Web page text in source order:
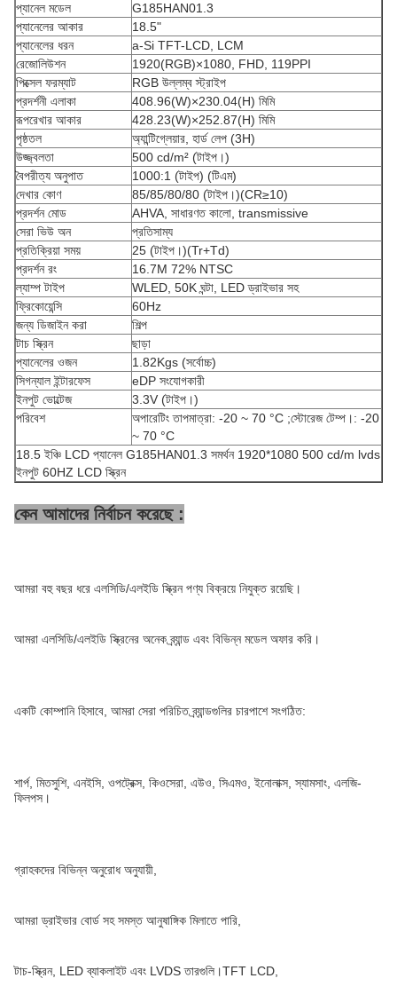
প্যানেল মডেল
G185HAN01.3
প্যানেলের আকার
18.5"
প্যানেলের ধরন
a-Si TFT-LCD, LCM
রেজোলিউশন
1920(RGB)×1080, FHD, 119PPI
পিক্সেল ফরম্যাট
RGB উল্লম্ব স্ট্রাইপ
প্রদর্শনী এলাকা
408.96(W)×230.04(H) মিমি
রূপরেখার আকার
428.23(W)×252.87(H) মিমি
পৃষ্ঠতল
অ্যান্টিগ্লেয়ার, হার্ড লেপ (3H)
উজ্জ্বলতা
500 cd/m² (টাইপ।)
বৈপরীত্য অনুপাত
1000:1 (টাইপ) (টিএম)
দেখার কোণ
85/85/80/80 (টাইপ।)(CR≥10)
প্রদর্শন মোড
AHVA, সাধারণত কালো, transmissive
সেরা ভিউ অন
প্রতিসাম্য
প্রতিক্রিয়া সময়
25 (টাইপ।)(Tr+Td)
প্রদর্শন রং
16.7M 72% NTSC
ল্যাম্প টাইপ
WLED, 50K ঘন্টা, LED ড্রাইভার সহ
ফ্রিকোয়েন্সি
60Hz
জন্য ডিজাইন করা
শিল্প
টাচ স্ক্রিন
ছাড়া
প্যানেলের ওজন
1.82Kgs (সর্বোচ্চ)
সিগন্যাল ইন্টারফেস
eDP সংযোগকারী
ইনপুট ভোল্টেজ
3.3V (টাইপ।)
পরিবেশ
অপারেটিং তাপমাত্রা: -20 ~ 70 °C ;স্টোরেজ টেম্প।: -20
~ 70 °C
18.5 ইঞ্চি LCD প্যানেল G185HAN01.3 সমর্থন 1920*1080 500 cd/m lvds
ইনপুট 60HZ LCD স্ক্রিন
কেন আমাদের নির্বাচন করেছে :
আমরা বহু বছর ধরে এলসিডি/এলইডি স্ক্রিন পণ্য বিক্রয়ে নিযুক্ত রয়েছি।
আমরা এলসিডি/এলইডি স্ক্রিনের অনেক ব্র্যান্ড এবং বিভিন্ন মডেল অফার করি।
একটি কোম্পানি হিসাবে, আমরা সেরা পরিচিত ব্র্যান্ডগুলির চারপাশে সংগঠিত:
শার্প, মিতসুশি, এনইসি, ওপট্রেক্স, কিওসেরা, এউও, সিএমও, ইনোলাক্স, স্যামসাং, এলজি-
ফিলপস।
গ্রাহকদের বিভিন্ন অনুরোধ অনুযায়ী,
আমরা ড্রাইভার বোর্ড সহ সমস্ত আনুষাঙ্গিক মিলাতে পারি,
টাচ-স্ক্রিন, LED ব্যাকলাইট এবং LVDS তারগুলি।TFT LCD,